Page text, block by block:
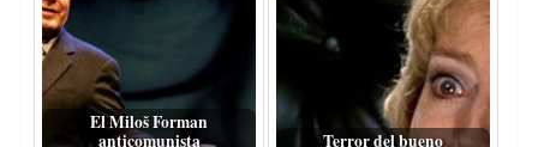
El Miloš Forman
anticomunista
Terror del bueno